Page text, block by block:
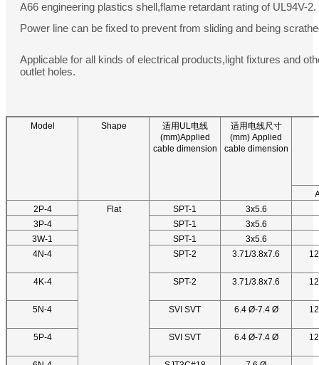
A66 engineering plastics shell,flame retardant rating of UL94V-2.
Power line can be fixed to prevent from sliding and being
Applicable for all kinds of electrical products,light fixtures and
outlet holes.
Model Shape
适用UL电线
(mm)Applied
cable dimension
适用电线尺寸
(mm) Applied
cable dimension
2P-4
Flat SPT-1
3x5.6
3P-4
SPT-1
3x5.6
3W-1
SPT-1
3x5.6
4N-4
SPT-2 3.71/3.8x7.6
4K-4 SPT-2 3.71/3.8x7.6
5N-4 SVI SVT 6.4 Ø-7.4 Ø
5P-4 SVI SVT 6.4 Ø-7.4 Ø